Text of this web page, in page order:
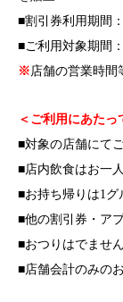
■割引券利用期間
■ご利用対象期間
※ 店舗の営業時間
＜ご利用にあたっ
■対象の店舗にて
■店内飲食はお一
■お持ち帰りは1グ
■他の割引券・ア
■おつりはでません
■店舗会計のみの